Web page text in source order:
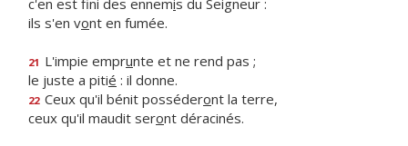
c'en est fini des ennemis du Seigneur :
ils s'en vont en fumée.
21 L'impie emprunte et ne rend pas ;
le juste a pitié : il donne.
22 Ceux qu'il bénit posséderont la terre,
ceux qu'il maudit seront déracinés.